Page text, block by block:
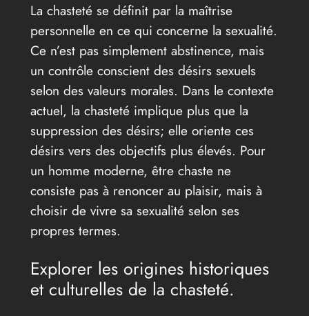
La chasteté se définit par la maîtrise
personnelle en ce qui concerne la sexualité.
Ce n’est pas simplement abstinence, mais
un contrôle conscient des désirs sexuels
selon des valeurs morales. Dans le contexte
actuel, la chasteté implique plus que la
suppression des désirs; elle oriente ces
désirs vers des objectifs plus élevés. Pour
un homme moderne, être chaste ne
consiste pas à renoncer au plaisir, mais à
choisir de vivre sa sexualité selon ses
propres termes.
Explorer les origines historiques
et culturelles de la chasteté.